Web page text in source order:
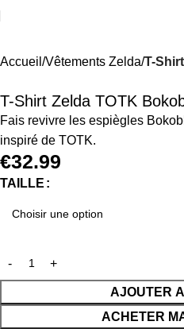
Accueil Vêtements Zelda T-
T-Shirt Zelda TOTK
Fais revivre les espiègles
inspiré de TOTK.
€32.99
TAILLE
AJOUTER
ACHETER